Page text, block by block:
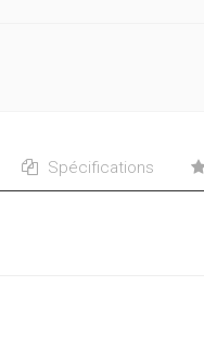
Spécifications